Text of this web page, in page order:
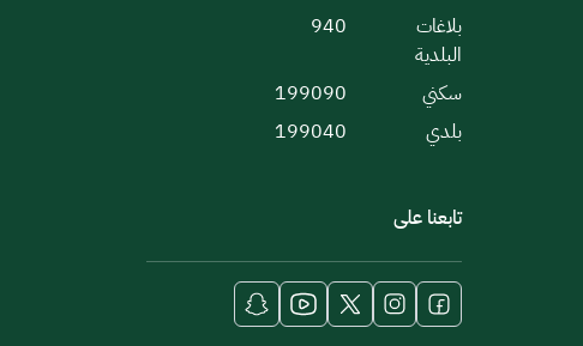
بلاغات
البلدية
940
سكني
199090
بلدي
199040
تابعنا على